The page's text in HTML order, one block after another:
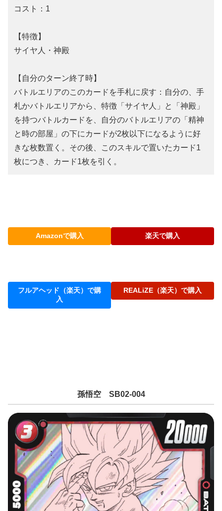
コスト：1
【特徴】
サイヤ人・神殿
【自分のターン終了時】
バトルエリアのこのカードを手札に戻す：自分の、手
札かバトルエリアから、特徴「サイヤ人」と「神殿」
を持つバトルカードを、自分のバトルエリアの「精神
と時の部屋」の下にカードが2枚以下になるように好
きな枚数置く。その後、このスキルで置いたカード1
枚につき、カード1枚を引く。
Amazonで購入 楽天で購入
フルアヘッド（楽天）で購
入
REALiZE（楽天）で購入
孫悟空 SB02-004